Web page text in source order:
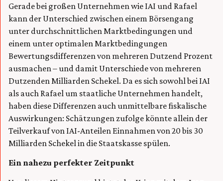
Gerade bei großen Unternehmen wie IAI und Rafael
kann der Unterschied zwischen einem Börsengang
unter durchschnittlichen Marktbedingungen und
einem unter optimalen Marktbedingungen
Bewertungsdifferenzen von mehreren Dutzend Prozent
ausmachen – und damit Unterschiede von mehreren
Dutzenden Milliarden Schekel. Da es sich sowohl bei IAI
als auch Rafael um staatliche Unternehmen handelt,
haben diese Differenzen auch unmittelbare fiskalische
Auswirkungen: Schätzungen zufolge könnte allein der
Teilverkauf von IAI-Anteilen Einnahmen von 20 bis 30
Milliarden Schekel in die Staatskasse spülen.
Ein nahezu perfekter Zeitpunkt